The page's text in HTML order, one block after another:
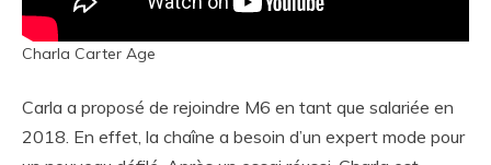
Charla Carter Age
Carla a proposé de rejoindre M6 en tant que salariée en
2018. En effet, la chaîne a besoin d’un expert mode pour